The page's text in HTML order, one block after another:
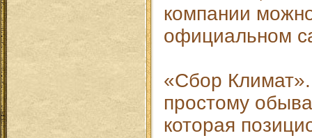
компании
официальном
«Сбор
простому
которая